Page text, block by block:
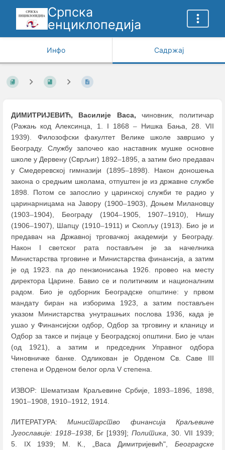
Српска
енциклопедија
Инфо Садржај
ДИМИТРИЈЕВИЋ, Василије Васа, чиновник, политичар
(Ражањ код Алексинца, 1. I 1868– Нишка Бања, 28. VII
1939). Филозофски факултет Велике школе завршио у
Београду. Службу започео као наставник мушке основне
школе у Дервену (Сврљиг) 1892–1895, а затим био предавач
у Смедеревској гимнaзији (1895–1898). Након доношења
закона о средњим школама, отпуштен је из државне службе
1898. Потом се запослио у царинској служби те радио у
царинарницама на Јавору (1900–1903), Доњем Милановцу
(1903–1904), Београду (1904–1905, 1907–1910), Нишу
(1906–1907), Шапцу (1910–1911) и Скопљу (1913). Био је и
предавач на Државној трговачкој академији у Београду.
Након I светског рата постављен је за начелника
Министарства трговине и Министарства финансија, а затим
је од 1923. па до пензионисања 1926. провео на месту
директора Царине. Бавио се и политичким и националним
радом. Био је одборник Београдске општине: у првом
мандату биран на изборима 1923, а затим постављен
указом Министарства унутрашњих послова 1936, када је
ушао у Финансијски одбор, Одбор за трговину и кланицу и
Одбор за таксе и пијаце у Београдској општини. Био је члан
(од 1921), а затим и председник Управног одбора
Чиновничке банке. Одликован је Орденом Св. Саве III
степена и Орденом белог орла V степена.
ИЗВОР: Шематизам Краљевине Србије, 1893–1896, 1898,
1901–1908, 1910–1912, 1914.
ЛИТЕРАТУРА:Министарство финансија Краљевине
Југославије: 1918–1938 , Бг [1939]; Политика , 30. VII 1939;
5. IX 1939; М. К., „Васа Димитријевић", Београдскe